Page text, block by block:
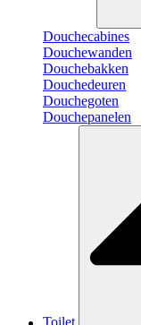
Douchecabines
Douchewanden
Douchebakken
Douchedeuren
Douchegoten
Douchepanelen